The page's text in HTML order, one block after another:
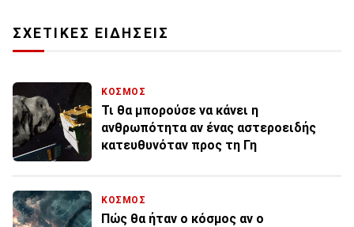
ΣΧΕΤΙΚΕΣ ΕΙΔΗΣΕΙΣ
ΚΟΣΜΟΣ
Τι θα μπορούσε να κάνει η
ανθρωπότητα αν ένας αστεροειδής
κατευθυνόταν προς τη Γη
ΚΟΣΜΟΣ
Πώς θα ήταν ο κόσμος αν ο